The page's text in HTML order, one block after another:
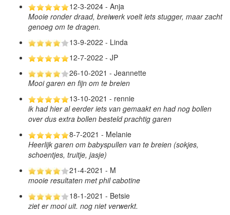
12-3-2024 - Anja
Mooie ronder draad, breiwerk voelt iets stugger, maar zacht
genoeg om te dragen.
13-9-2022 - Linda
12-7-2022 - JP
26-10-2021 - Jeannette
Mooi garen en fijn om te breien
13-10-2021 - rennie
ik had hier al eerder iets van gemaakt en had nog bollen
over dus extra bollen besteld prachtig garen
8-7-2021 - Melanie
Heerlijk garen om babyspullen van te breien (sokjes,
schoentjes, truitje, jasje)
21-4-2021 - M
mooie resultaten met phil cabotine
18-1-2021 - Betsie
ziet er mooi uit. nog niet verwerkt.